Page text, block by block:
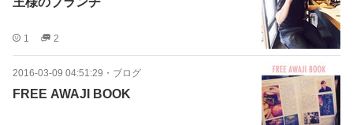
1 2
2016-03-09 04:51:29 ・ ブログ
FREE AWAJI BOOK